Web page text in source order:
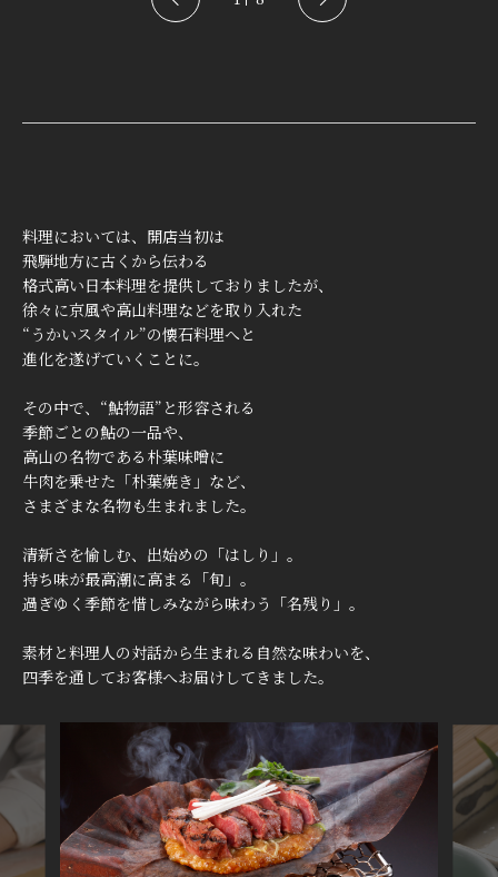
料理においては、開店当初は
飛騨地方に古くから伝わる
格式高い日本料理を提供しておりましたが、
徐々に京風や高山料理などを取り入れた
“うかいスタイル”の懐石料理へと
進化を遂げていくことに。
その中で、“鮎物語”と形容される
季節ごとの鮎の一品や、
高山の名物である朴葉味噌に
牛肉を乗せた「朴葉焼き」など、
さまざまな名物も生まれました。
清新さを愉しむ、出始めの「はしり」。
持ち味が最高潮に高まる「旬」。
過ぎゆく季節を惜しみながら味わう「名残り」。
素材と料理人の対話から生まれる自然な味わいを、
四季を通してお客様へお届けしてきました。